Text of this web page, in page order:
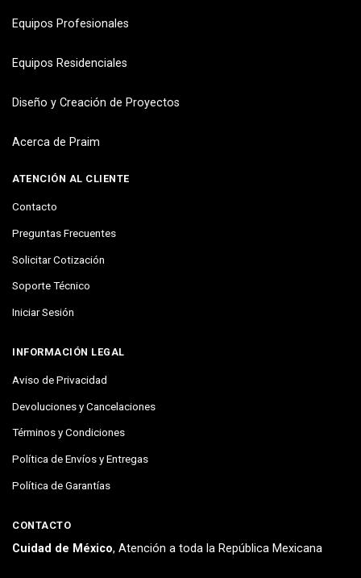
Equipos Profesionales
Equipos Residenciales
Diseño y Creación de Proyectos
Acerca de Praim
ATENCIÓN AL CLIENTE
Contacto
Preguntas Frecuentes
Solicitar Cotización
Soporte Técnico
Iniciar Sesión
INFORMACIÓN LEGAL
Aviso de Privacidad
Devoluciones y Cancelaciones
Términos y Condiciones
Política de Envíos y Entregas
Política de Garantías
CONTACTO
Cuidad de México, Atención a toda la República Mexicana